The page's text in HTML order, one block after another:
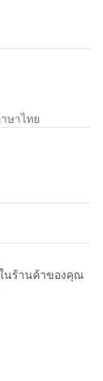
ษาไทย
นร้านค้าของคุณ